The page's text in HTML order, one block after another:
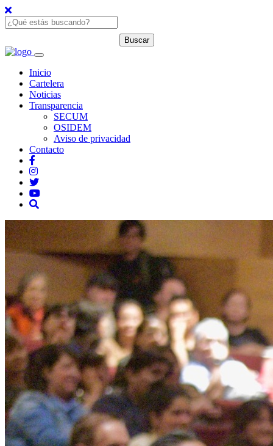
Inicio
Cartelera
Noticias
Transparencia
SECUM
OSIDEM
Aviso de privacidad
Contacto